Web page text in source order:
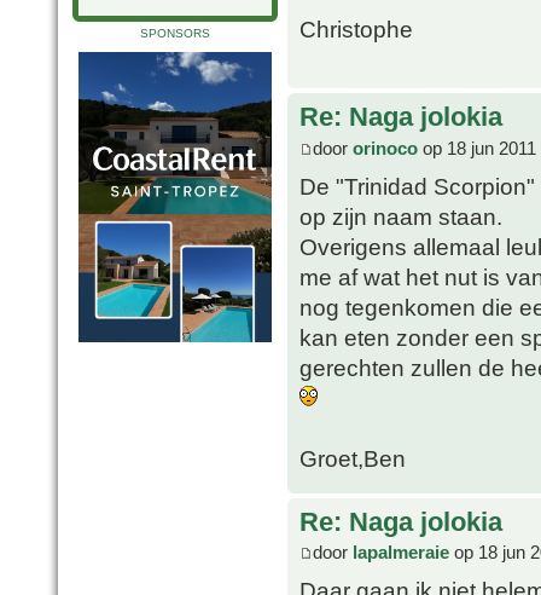
SPONSORS Christophe
Re: Naga jolokia
door orinoco op 18 jun 2011
De "Trinidad
op zijn naam staan.
Overigens allemaal
me af wat het nut is
nog tegenkomen die
kan eten zonder een
gerechten zullen de
Groet,Ben
Re: Naga jolokia
door lapalmeraie op 18 jun